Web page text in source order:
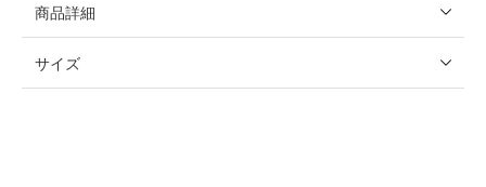
商品詳細
サイズ